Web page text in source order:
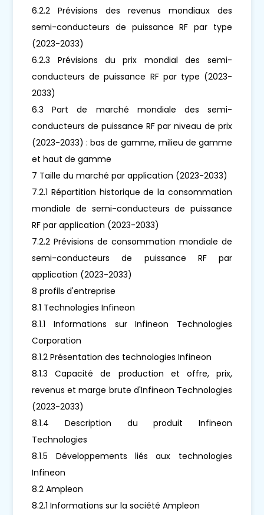
6.2.2 Prévisions des revenus mondiaux des
semi-conducteurs de puissance RF par type
(2023-2033)
6.2.3 Prévisions du prix mondial des semi-
conducteurs de puissance RF par type (2023-
2033)
6.3 Part de marché mondiale des semi-
conducteurs de puissance RF par niveau de prix
(2023-2033) : bas de gamme, milieu de gamme
et haut de gamme
7 Taille du marché par application (2023-2033)
7.2.1 Répartition historique de la consommation
mondiale de semi-conducteurs de puissance
RF par application (2023-2033)
7.2.2 Prévisions de consommation mondiale de
semi-conducteurs de puissance RF par
application (2023-2033)
8 profils d'entreprise
8.1 Technologies Infineon
8.1.1 Informations sur Infineon Technologies
Corporation
8.1.2 Présentation des technologies Infineon
8.1.3 Capacité de production et offre, prix,
revenus et marge brute d'Infineon Technologies
(2023-2033)
8.1.4 Description du produit Infineon
Technologies
8.1.5 Développements liés aux technologies
Infineon
8.2 Ampleon
8.2.1 Informations sur la société Ampleon